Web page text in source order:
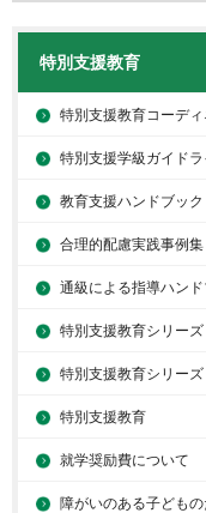
特別支援教育
特別支援教育コーデ
特別支援学級ガイドラ
教育支援ハンドブック
合理的配慮実践事例集
通級による指導ハンド
特別支援教育シリー
特別支援教育シリー
特別支援教育
就学奨励費について
障がいのある子ども